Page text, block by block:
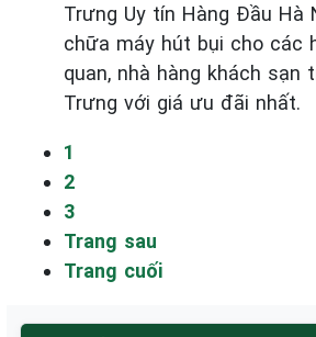
Trưng Uy tín Hàng Đầu Hà
chữa máy hút bụi cho các
quan, nhà hàng khách sạn
Trưng với giá ưu đãi nhất.
1
2
3
Trang sau
Trang cuối